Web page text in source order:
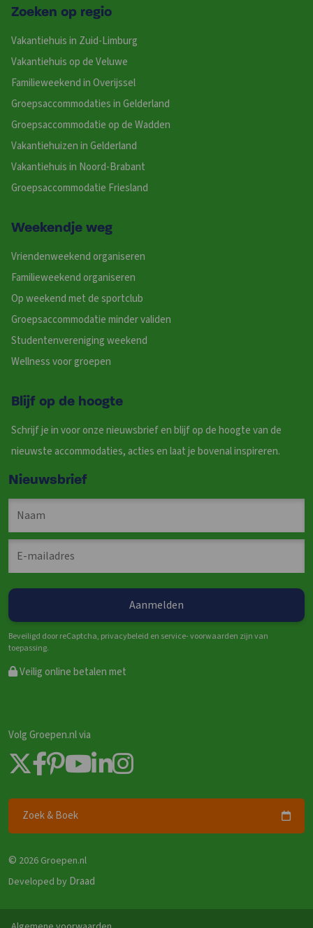
Zoeken op regio
Vakantiehuis in Zuid-Limburg
Vakantiehuis op de Veluwe
Familieweekend in Overijssel
Groepsaccommodaties in Gelderland
Groepsaccommodatie op de Wadden
Vakantiehuizen in Gelderland
Vakantiehuis in Noord-Brabant
Groepsaccommodatie Friesland
Weekendje weg
Vriendenweekend organiseren
Familieweekend organiseren
Op weekend met de sportclub
Groepsaccommodatie minder validen
Studentenvereniging weekend
Wellness voor groepen
Blijf op de hoogte
Schrijf je in voor onze nieuwsbrief en blijf op de hoogte van de
nieuwste accommodaties, acties en laat je bovenal inspireren.
Nieuwsbrief
Beveiligd door reCaptcha, privacybeleid en service- voorwaarden zijn van
toepassing.
Veilig online betalen met
Volg Groepen.nl via
Zoek & Boek
© 2026 Groepen.nl
Developed by Draad